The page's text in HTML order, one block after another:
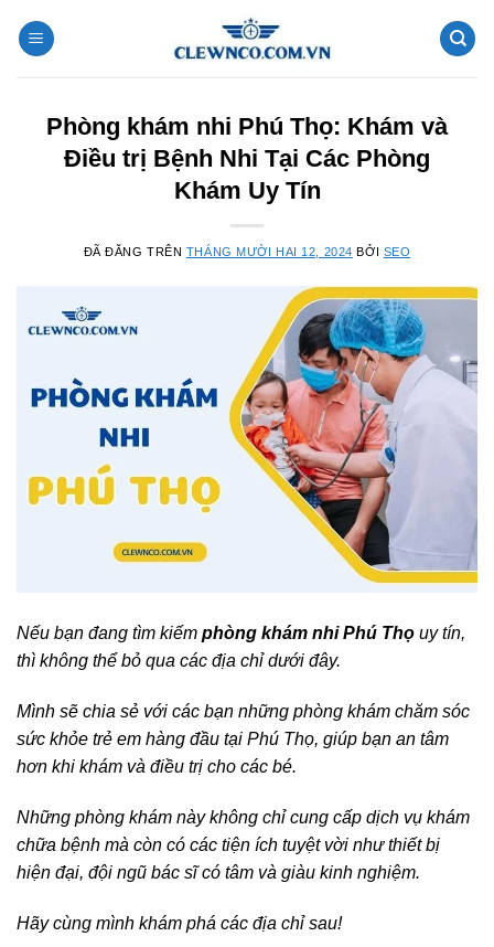
đến
Phòng khám nhi Phú Thọ: Khám và
Điều trị Bệnh Nhi Tại Các Phòng
Khám Uy Tín
ĐÃ ĐĂNG TRÊN THÁNG MƯỜI HAI 12, 2024 BỞI SEO
Nếu bạn đang tìm kiếm phòng khám nhi Phú Thọ uy tín,
thì không thể bỏ qua các địa chỉ dưới đây.
Mình sẽ chia sẻ với các bạn những phòng khám chăm sóc
sức khỏe trẻ em hàng đầu tại Phú Thọ, giúp bạn an tâm
hơn khi khám và điều trị cho các bé.
Những phòng khám này không chỉ cung cấp dịch vụ khám
chữa bệnh mà còn có các tiện ích tuyệt vời như thiết bị
hiện đại, đội ngũ bác sĩ có tâm và giàu kinh nghiệm.
Hãy cùng mình khám phá các địa chỉ sau!